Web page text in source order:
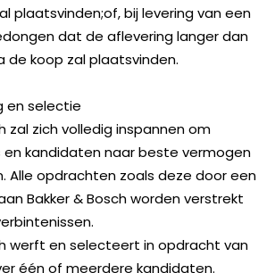
plaatsvinden;of, bij levering van een
dat de aflevering langer dan
de koop zal plaatsvinden.
en selectie
zal zich volledig inspannen om
kandidaten naar beste vermogen
Alle opdrachten zoals deze door een
Bakker & Bosch worden verstrekt
werft en selecteert in opdracht van
één of meerdere kandidaten.